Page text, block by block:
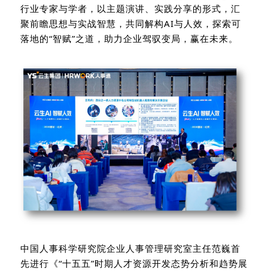
行业专家与学者， 以主题演讲、实践分享的形式， 汇
聚前瞻思想与实战智慧，共同解构AI与人效，探索可
落地的“智赋”之道，助力企业驾驭变局，赢在未来。
中国人事科学研究院企业人事管理研究室主任范巍首
先进行《“十五五”时期人才资源开发态势分析和趋势展